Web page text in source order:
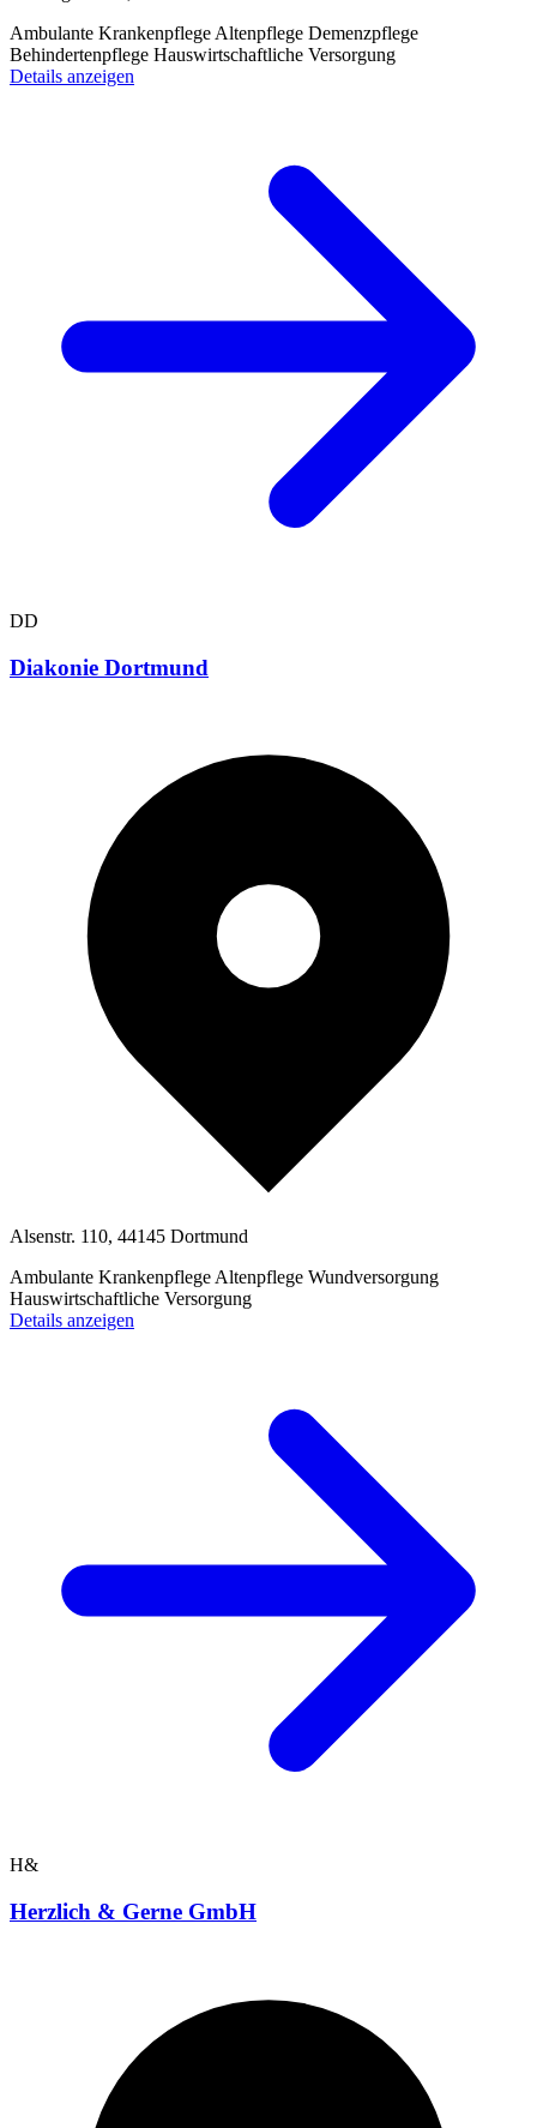
Ambulante Krankenpflege Altenpflege Demenzpflege
Behindertenpflege Hauswirtschaftliche Versorgung
Details anzeigen
DD
Diakonie Dortmund
Alsenstr. 110, 44145 Dortmund
Ambulante Krankenpflege Altenpflege Wundversorgung
Hauswirtschaftliche Versorgung
Details anzeigen
H&
Herzlich & Gerne GmbH